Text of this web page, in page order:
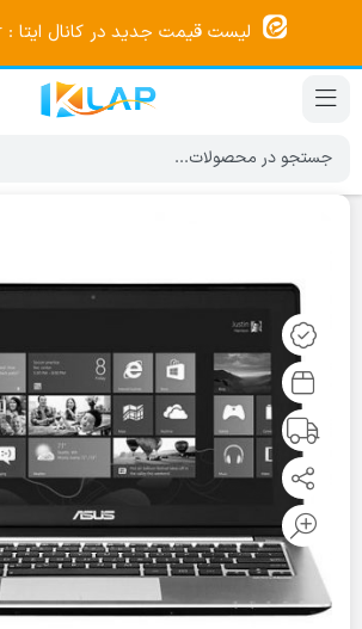
لیست قیمت جدید در کانال ایتا : klapir@